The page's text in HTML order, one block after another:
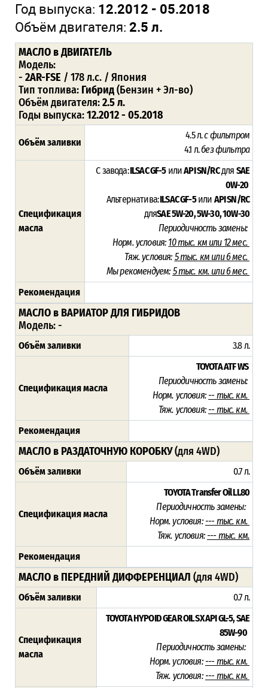
Год выпуска: 12.2012 - 05.2018
Объём двигателя: 2.5 л.
МАСЛО в ДВИГАТЕЛЬ
Модель:
- 2AR-FSE / 178 л.с. / Япония
Тип топлива: Гибрид(Бензин + Эл-во)
Объём двигателя:2.5 л.
Годы выпуска:12.2012 - 05.2018
Объём заливки
4.5 л.с фильтром
4.1 л.без фильтра
Спецификация
масла
С завода:ILSAC GF-5илиAPI SN/RCдля SAE
0W-20
Альтернатива:ILSAC GF-5или API SN/RC
дляSAE 5W-20, 5W-30, 10W-30
Периодичность замены:
Норм. условия: 10 тыс. км или 12 мес.
Тяж. условия: 5 тыс. км или 6 мес.
Мы рекомендуем: 5 тыс. км. или 6 мес.
Рекомендация
МАСЛО в ВАРИАТОР ДЛЯ ГИБРИДОВ
Модель: -
Объём заливки 3.8 л.
Спецификация масла
TOYOTA ATF WS
Периодичность замены:
Норм. условия: -- тыс. км.
Тяж. условия: -- тыс. км.
Рекомендация
МАСЛО в РАЗДАТОЧНУЮ КОРОБКУ(для 4WD)
Объём заливки 0.7 л.
Спецификация масла
TOYOTA Transfer Oil LL80
Периодичность замены:
Норм. условия: --- тыс. км.
Тяж. условия: --- тыс. км.
Рекомендация
МАСЛО в ПЕРЕДНИЙ ДИФФЕРЕНЦИАЛ (для 4WD)
Объём заливки 0.7 л.
Спецификация
масла
TOYOTA HYPOID GEAR OIL SX API GL-5, SAE
85W-90
Периодичность замены:
Норм. условия: --- тыс. км.
Тяж. условия: --- тыс. км.